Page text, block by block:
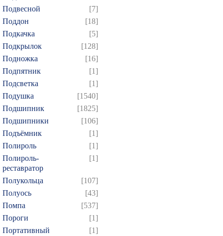
Подвесной
[7]
Поддон
[18]
Подкачка
[5]
Подкрылок
[128]
Подножка
[16]
Подпятник
[1]
Подсветка
[1]
Подушка
[1540]
Подшипник
[1825]
Подшипники
[106]
Подъёмник
[1]
Полироль
[1]
Полироль-
реставратор
[1]
Полукольца
[107]
Полуось
[43]
Помпа
[537]
Пороги
[1]
Портативный
[1]